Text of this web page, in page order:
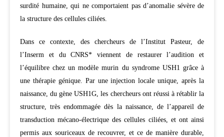
surdité humaine, qui ne comportaient pas d’anomalie sévère de
la structure des cellules ciliées.
Dans ce contexte, des chercheurs de l’Institut Pasteur, de
l’Inserm et du CNRS* viennent de restaurer l’audition et
l’équilibre chez un modèle murin du syndrome USH1 grâce à
une thérapie génique. Par une injection locale unique, après la
naissance, du gène USH1G, les chercheurs ont réussi à rétablir la
structure, très endommagée dès la naissance, de l’appareil de
transduction mécano-électrique des cellules ciliées, et ont ainsi
permis aux souriceaux de recouvrer, et ce de manière durable,